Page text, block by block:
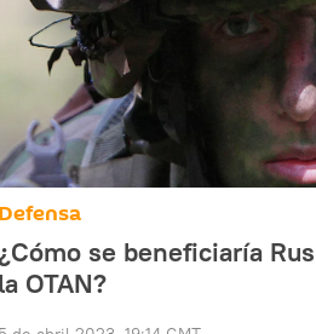
Defensa
se beneficiaría
la OTAN?